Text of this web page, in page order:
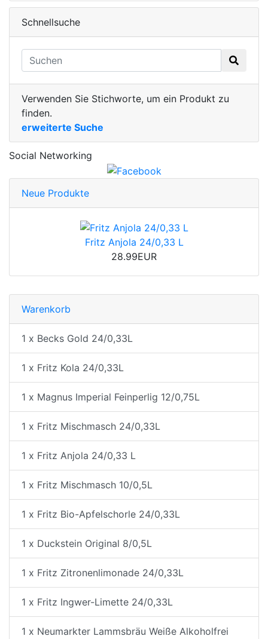
Schnellsuche
Verwenden Sie Stichworte, um ein Produkt zu
finden.
erweiterte Suche
Social Networking
Neue Produkte
Fritz Anjola 24/0,33 L
28.99EUR
Warenkorb
1 x Becks Gold 24/0,33L
1 x Fritz Kola 24/0,33L
1 x Magnus Imperial Feinperlig 12/0,75L
1 x Fritz Mischmasch 24/0,33L
1 x Fritz Anjola 24/0,33 L
1 x Fritz Mischmasch 10/0,5L
1 x Fritz Bio-Apfelschorle 24/0,33L
1 x Duckstein Original 8/0,5L
1 x Fritz Zitronenlimonade 24/0,33L
1 x Fritz Ingwer-Limette 24/0,33L
1 x Neumarkter Lammsbräu Weiße Alkoholfrei